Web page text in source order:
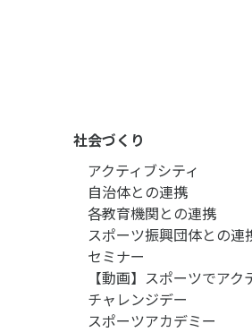
社会づくり
アクティブシティ
自治体との連携
各教育機関との連携
スポーツ振興団体との連
セミナー
【動画】スポーツでア
チャレンジデー
スポーツアカデミー